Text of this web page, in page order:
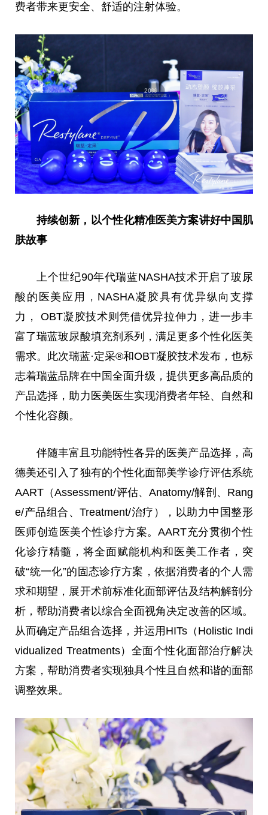
费者带来更安全、舒适的注射体验。
持续创新，以个性化精准医美方案讲好中国 肌
肤故事
上个世纪90年代瑞蓝NASHA技术开启了玻尿
酸的医美应用
， NASHA凝胶具有优异纵向支撑
力， OBT凝胶技术则凭借优异拉伸力，进一步丰
富了瑞蓝玻尿酸填充剂系列，满足更多个性化医美
需求。此次瑞蓝·定采®和OBT凝胶技术发布，也标
志着瑞蓝品牌在中国全面升级，提供更多高品质的
产品选择，助力医美医生实现消费者年轻、自然和
个性化容颜。
伴随丰富且功能特性各异的医美产品选择，高
德美还引入了独有的个性化面部美学诊疗评估系统
AART（Assessment/评估、Anatomy/解剖、Rang
e/产品组合、Treatment/治疗），以助力中国整形
医师创造医美个性诊疗方案。AART充分贯彻个性
化诊疗精髓，将全面赋能机构和医美工作者，突
破“统一化”的固态诊疗方案，依据消费者的个人需
求和期望，展开术前标准化面部评估及结构解剖分
析，帮助消费者以综合全面视角决定改善的区域。
从而确定产品组合选择，并运用HITs（Holistic Indi
vidualized Treatments）全面个性化面部治疗解决
方案，帮助消费者实现独具个性且自然和谐的面部
调整效果。